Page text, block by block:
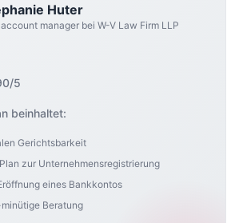
Huter
manager bei W-V Law Firm LLP
5
beinhaltet:
Gerichtsbarkeit
zur Unternehmensregistrierung
eines Bankkontos
Beratung